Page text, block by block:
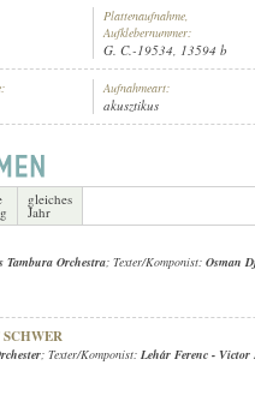
Plattenaufnahme,
Aufklebernummer:
G. C.-19534, 13594 b
Aufnahmeart:
akusztikus
gleiches
Jahr
Tambura Orchestra; Texter/Komponist: Osman
; Texter/Komponist: Lehár Ferenc - Victor